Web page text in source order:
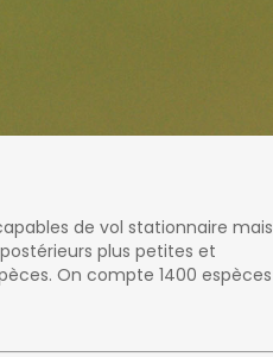
de vol stationnaire mais
plus petites et
On compte 1400 espèces